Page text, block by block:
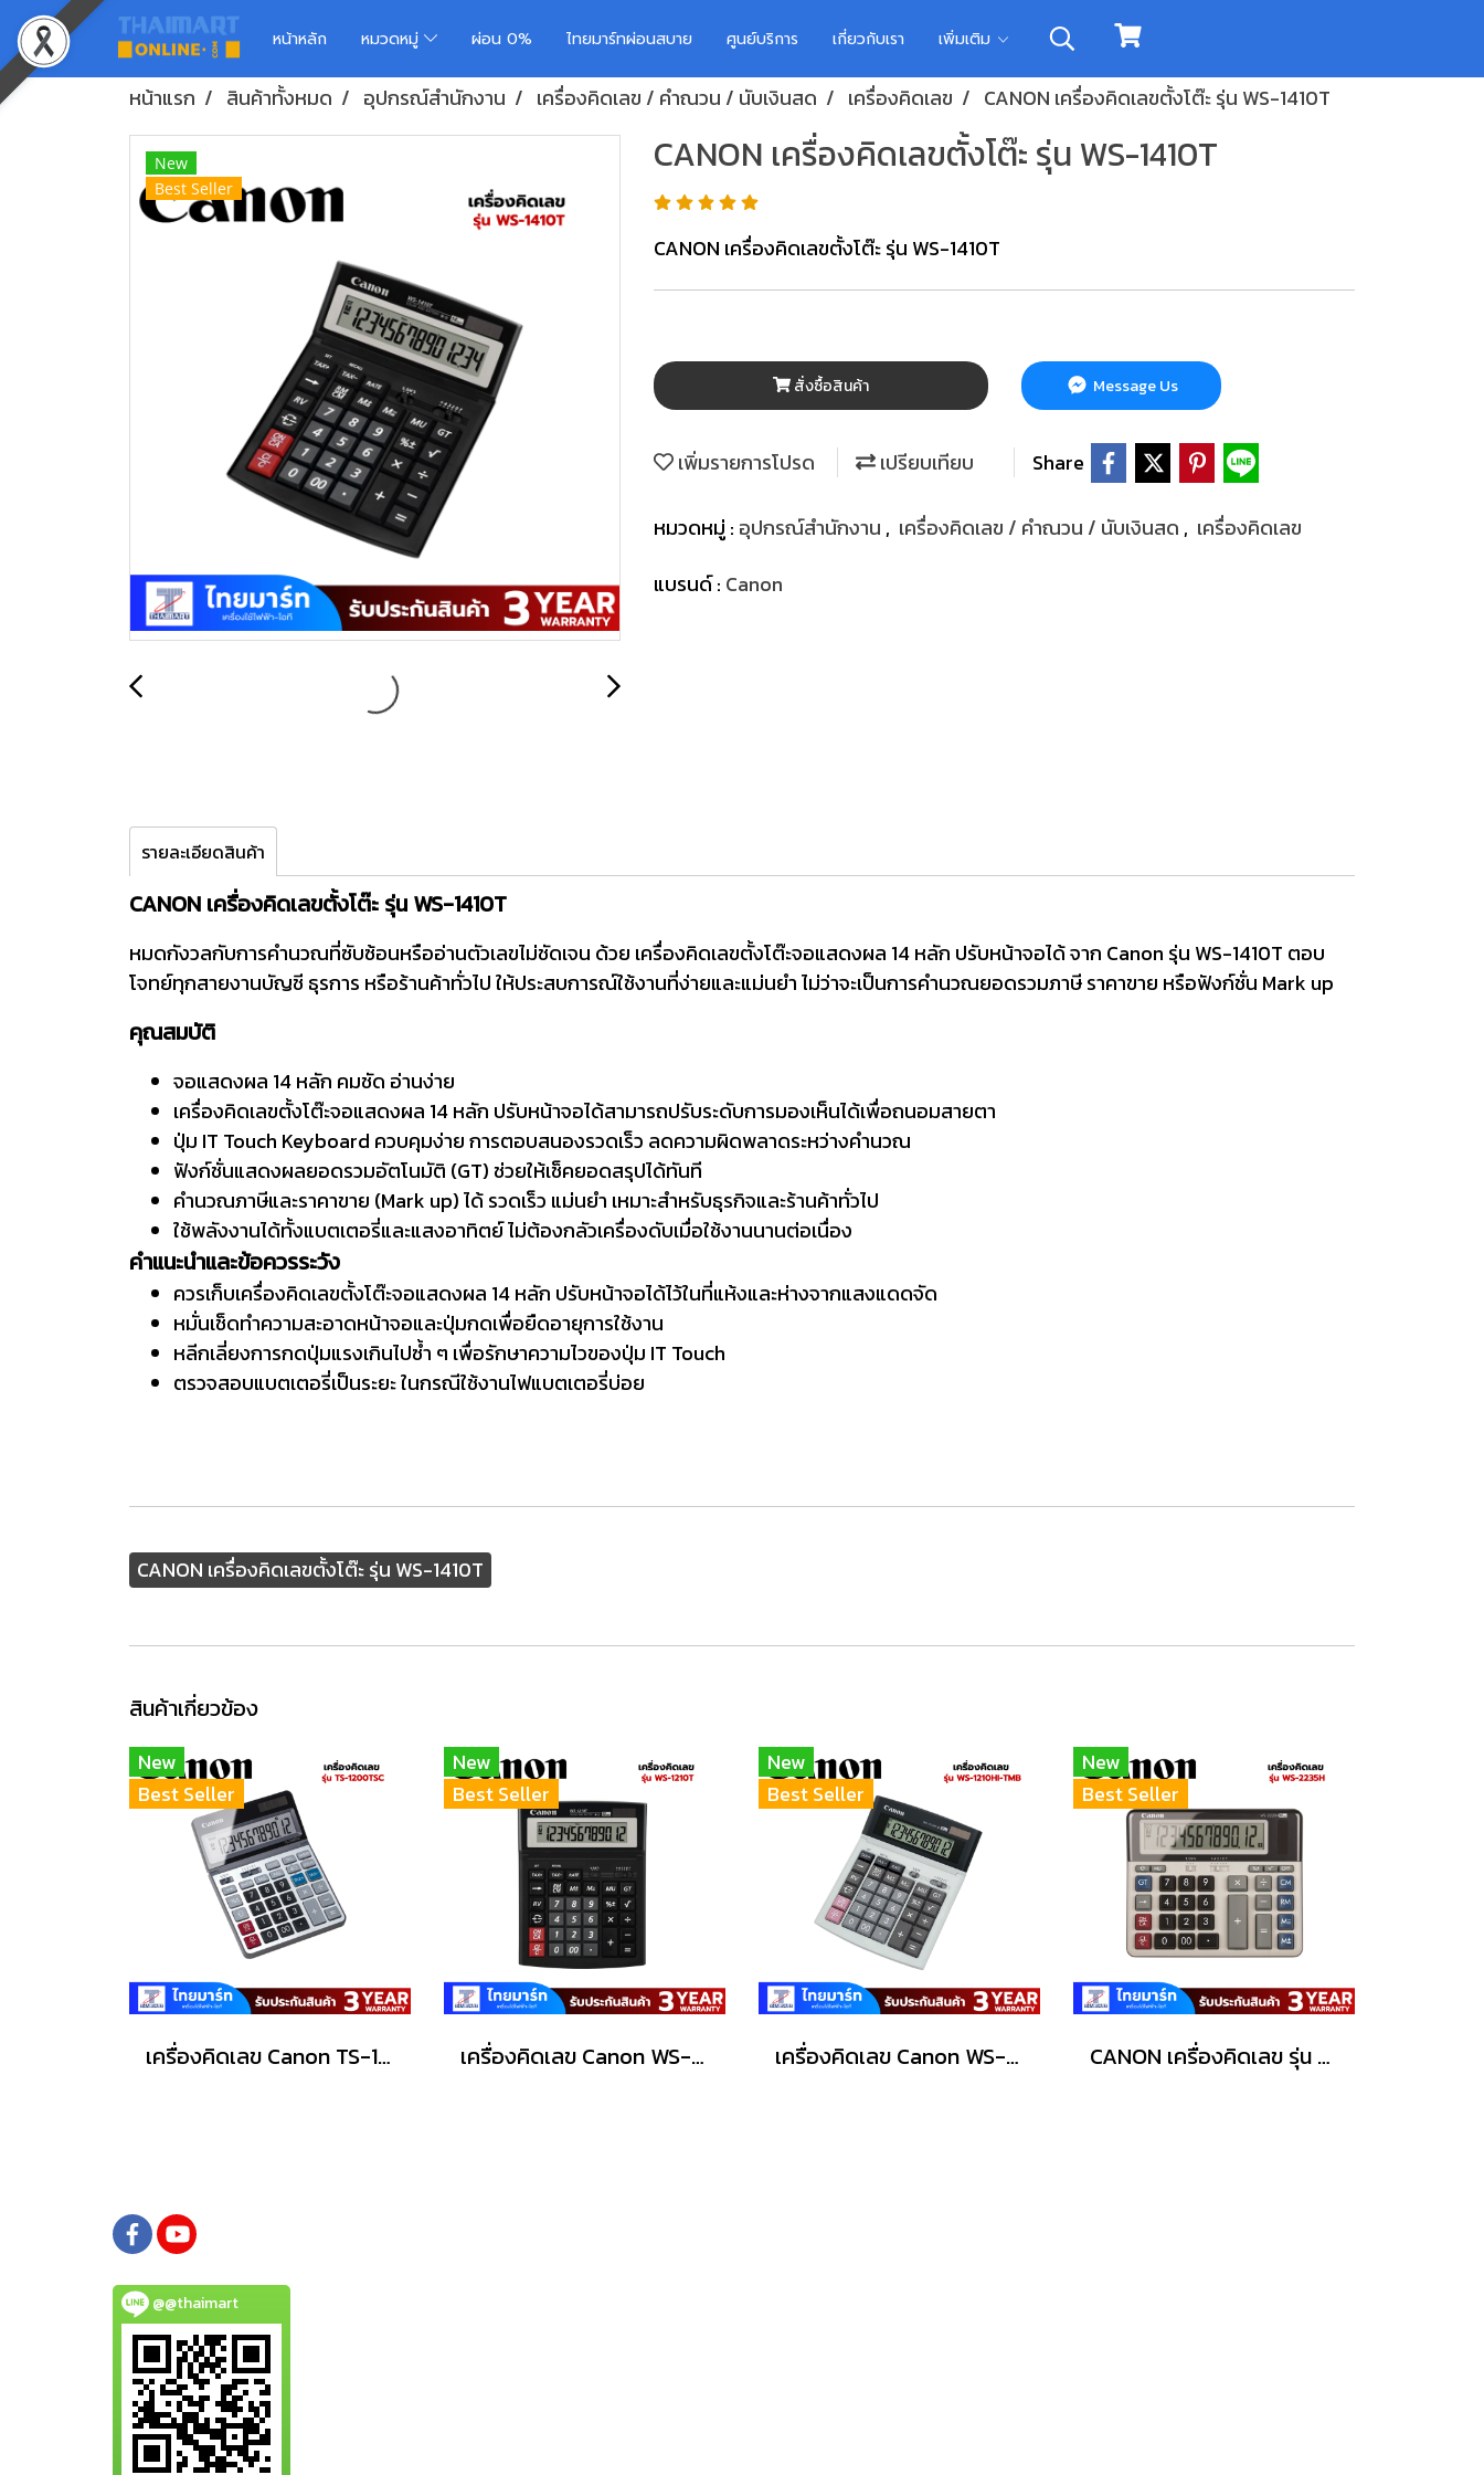
หน้าหลัก หมวดหมู่ ผ่อน 0% ไทยมาร์ทผ่อนสบาย ศูนย์บริการ เกี่ยวกับเรา เพิ่มเติม
หน้าแรก สินค้าทั้งหมด อุปกรณ์สำนักงาน เครื่องคิดเลข / คำณวน / นับเงินสด เครื่องคิดเลข CANON เครื่องคิดเลขตั้งโต๊ะ รุ่น WS-1410T
New
Best Seller
CANON เครื่องคิดเลขตั้งโต๊ะ รุ่น WS-1410T
CANON เครื่องคิดเลขตั้งโต๊ะ รุ่น WS-1410T
สั่งซื้อสินค้า Message Us
เพิ่มรายการโปรด เปรียบเทียบ Share
หมวดหมู่ : อุปกรณ์สำนักงาน , เครื่องคิดเลข / คำณวน / นับเงินสด , เครื่องคิดเลข
แบรนด์ : Canon
รายละเอียดสินค้า
CANON เครื่องคิดเลขตั้งโต๊ะ รุ่น WS-1410T
หมดกังวลกับการคำนวณที่ซับซ้อนหรืออ่านตัวเลขไม่ชัดเจน ด้วย เครื่องคิดเลขตั้งโต๊ะจอแสดงผล 14 หลัก ปรับหน้าจอได้ จาก Canon รุ่น WS-1410T ตอบ
โจทย์ทุกสายงานบัญชี ธุรการ หรือร้านค้าทั่วไป ให้ประสบการณ์ใช้งานที่ง่ายและแม่นยำ ไม่ว่าจะเป็นการคำนวณยอดรวมภาษี ราคาขาย หรือฟังก์ชั่น Mark up
คุณสมบัติ
จอแสดงผล 14 หลัก คมชัด อ่านง่าย
เครื่องคิดเลขตั้งโต๊ะจอแสดงผล 14 หลัก ปรับหน้าจอได้สามารถปรับระดับการมองเห็นได้เพื่อถนอมสายตา
ปุ่ม IT Touch Keyboard ควบคุมง่าย การตอบสนองรวดเร็ว ลดความผิดพลาดระหว่างคำนวณ
ฟังก์ชั่นแสดงผลยอดรวมอัตโนมัติ (GT) ช่วยให้เช็คยอดสรุปได้ทันที
คำนวณภาษีและราคาขาย (Mark up) ได้ รวดเร็ว แม่นยำ เหมาะสำหรับธุรกิจและร้านค้าทั่วไป
ใช้พลังงานได้ทั้งแบตเตอรี่และแสงอาทิตย์ ไม่ต้องกลัวเครื่องดับเมื่อใช้งานนานต่อเนื่อง
คำแนะนำและข้อควรระวัง
ควรเก็บเครื่องคิดเลขตั้งโต๊ะจอแสดงผล 14 หลัก ปรับหน้าจอได้ไว้ในที่แห้งและห่างจากแสงแดดจัด
หมั่นเช็ดทำความสะอาดหน้าจอและปุ่มกดเพื่อยืดอายุการใช้งาน
หลีกเลี่ยงการกดปุ่มแรงเกินไปซ้ำ ๆ เพื่อรักษาความไวของปุ่ม IT Touch
ตรวจสอบแบตเตอรี่เป็นระยะ ในกรณีใช้งานไฟแบตเตอรี่บ่อย
CANON เครื่องคิดเลขตั้งโต๊ะ รุ่น WS-1410T
สินค้าเกี่ยวข้อง
New
Best Seller
เครื่องคิดเลข Canon TS-1200TSC
New
Best Seller
เครื่องคิดเลข Canon WS-1210T
New
Best Seller
เครื่องคิดเลข Canon WS-1210HI-TMB
New
Best Seller
CANON เครื่องคิดเลข รุ่น WS-2235H
@@thaimart